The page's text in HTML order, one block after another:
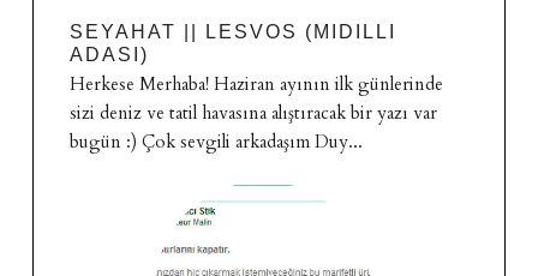
SEYAHAT || LESVOS (MIDILLI
ADASI)
Herkese Merhaba! Haziran ayının ilk günlerinde
sizi deniz ve tatil havasına alıştıracak bir yazı var
bugün :) Çok sevgili arkadaşım Duy...